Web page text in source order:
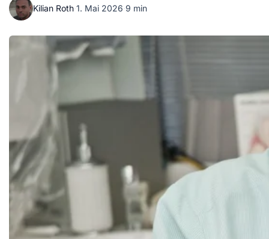
Kilian Roth·1. Mai 2026·9 min